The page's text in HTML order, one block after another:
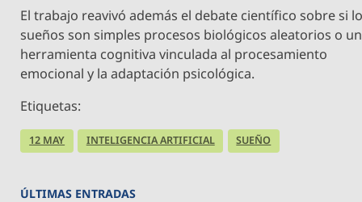
El trabajo reavivó además el debate científico sobre si
sueños son simples procesos biológicos aleatorios o
herramienta cognitiva vinculada al procesamiento
emocional y la adaptación psicológica.
Etiquetas:
12 MAY INTELIGENCIA ARTIFICIAL SUEÑO
ÚLTIMAS ENTRADAS